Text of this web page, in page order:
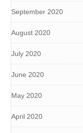
September 2020
August 2020
July 2020
June 2020
May 2020
April 2020